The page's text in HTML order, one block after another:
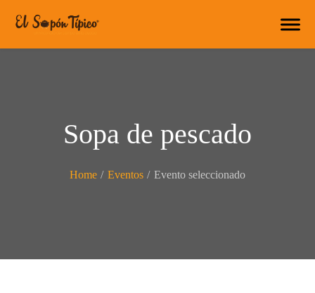
Sopa de pescado
Home / Eventos / Evento seleccionado